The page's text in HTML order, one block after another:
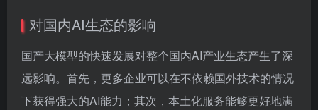
对国内AI生态的影响
国产大模型的快速发展对整个国内AI产业生态产生了深
远影响。首先，更多企业可以在不依赖国外技术的情况
下获得强大的AI能力；其次，本土化服务能够更好地满